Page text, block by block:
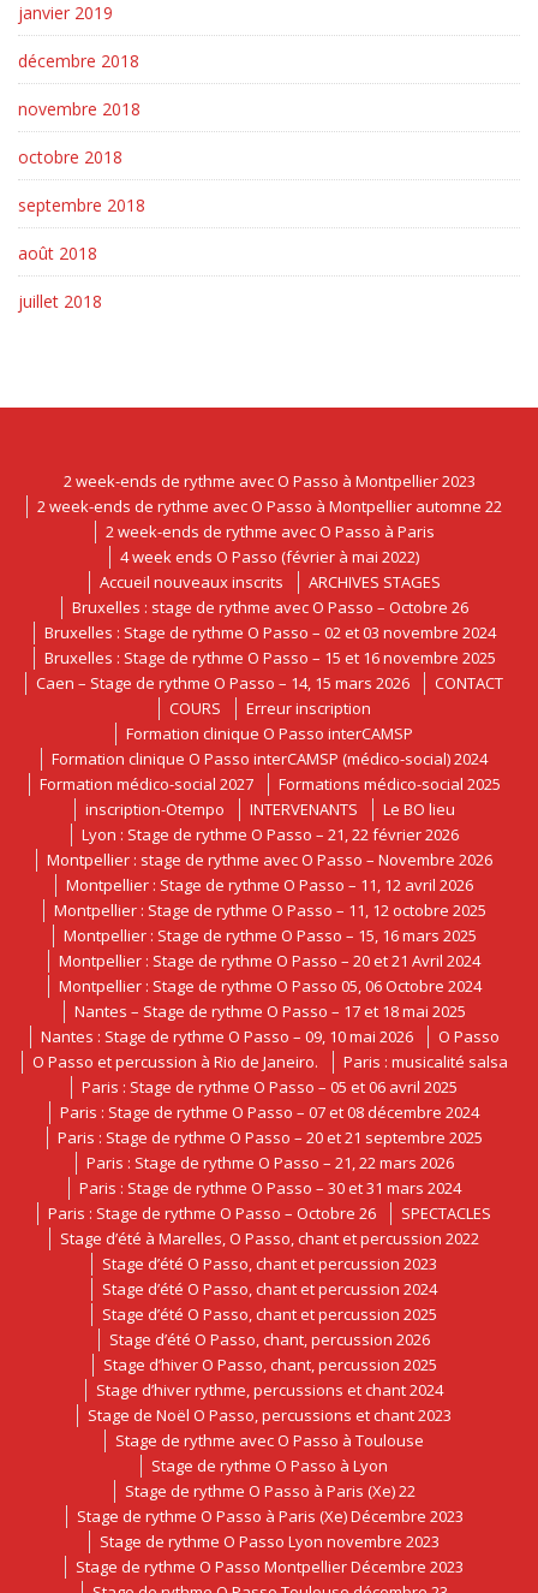
janvier 2019
décembre 2018
novembre 2018
octobre 2018
septembre 2018
août 2018
juillet 2018
2 week-ends de rythme avec O Passo à Montpellier 2023
2 week-ends de rythme avec O Passo à Montpellier automne 22
2 week-ends de rythme avec O Passo à Paris
4 week ends O Passo (février à mai 2022)
Accueil nouveaux inscrits
ARCHIVES STAGES
Bruxelles : stage de rythme avec O Passo – Octobre 26
Bruxelles : Stage de rythme O Passo – 02 et 03 novembre 2024
Bruxelles : Stage de rythme O Passo – 15 et 16 novembre 2025
Caen – Stage de rythme O Passo – 14, 15 mars 2026
CONTACT
COURS
Erreur inscription
Formation clinique O Passo interCAMSP
Formation clinique O Passo interCAMSP (médico-social) 2024
Formation médico-social 2027
Formations médico-social 2025
inscription-Otempo
INTERVENANTS
Le BO lieu
Lyon : Stage de rythme O Passo – 21, 22 février 2026
Montpellier : stage de rythme avec O Passo – Novembre 2026
Montpellier : Stage de rythme O Passo – 11, 12 avril 2026
Montpellier : Stage de rythme O Passo – 11, 12 octobre 2025
Montpellier : Stage de rythme O Passo – 15, 16 mars 2025
Montpellier : Stage de rythme O Passo – 20 et 21 Avril 2024
Montpellier : Stage de rythme O Passo 05, 06 Octobre 2024
Nantes – Stage de rythme O Passo – 17 et 18 mai 2025
Nantes : Stage de rythme O Passo – 09, 10 mai 2026
O Passo
O Passo et percussion à Rio de Janeiro.
Paris : musicalité salsa
Paris : Stage de rythme O Passo – 05 et 06 avril 2025
Paris : Stage de rythme O Passo – 07 et 08 décembre 2024
Paris : Stage de rythme O Passo – 20 et 21 septembre 2025
Paris : Stage de rythme O Passo – 21, 22 mars 2026
Paris : Stage de rythme O Passo – 30 et 31 mars 2024
Paris : Stage de rythme O Passo – Octobre 26
SPECTACLES
Stage d’été à Marelles, O Passo, chant et percussion 2022
Stage d’été O Passo, chant et percussion 2023
Stage d’été O Passo, chant et percussion 2024
Stage d’été O Passo, chant et percussion 2025
Stage d’été O Passo, chant, percussion 2026
Stage d’hiver O Passo, chant, percussion 2025
Stage d’hiver rythme, percussions et chant 2024
Stage de Noël O Passo, percussions et chant 2023
Stage de rythme avec O Passo à Toulouse
Stage de rythme O Passo à Lyon
Stage de rythme O Passo à Paris (Xe) 22
Stage de rythme O Passo à Paris (Xe) Décembre 2023
Stage de rythme O Passo Lyon novembre 2023
Stage de rythme O Passo Montpellier Décembre 2023